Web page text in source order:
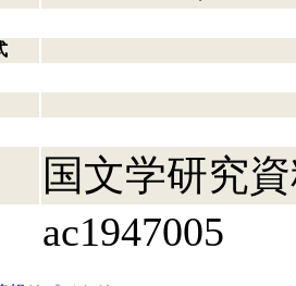
国文学研究
ac1947005